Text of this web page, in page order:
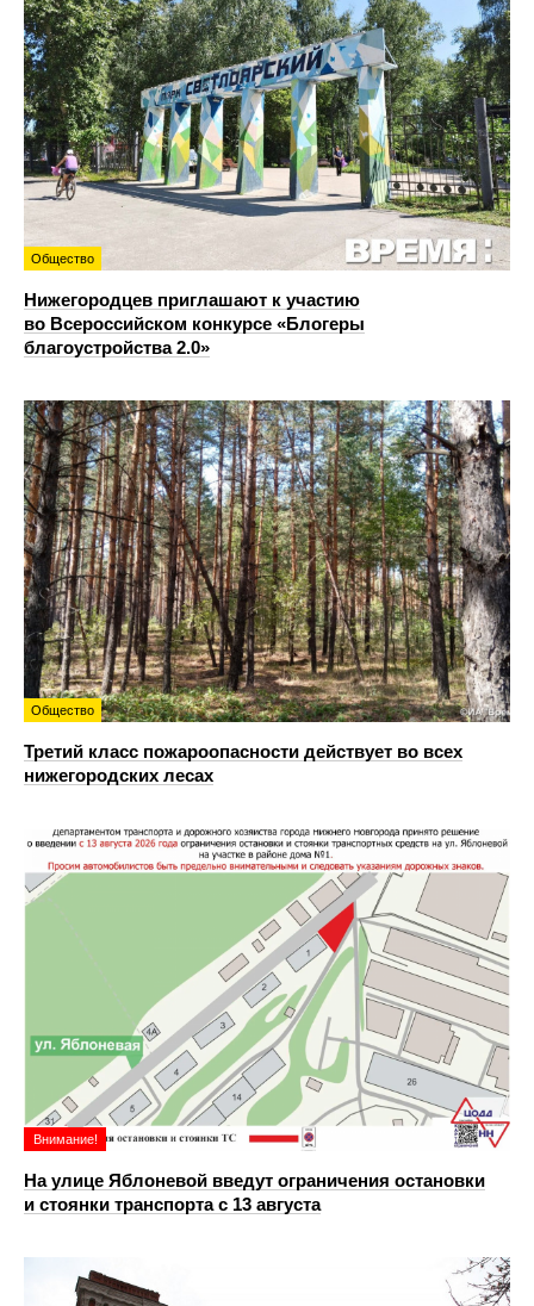
Общество
Нижегородцев приглашают к участию
во Всероссийском конкурсе «Блогеры
благоустройства 2.0»
Общество
Третий класс пожароопасности действует во всех
нижегородских лесах
Внимание!
На улице Яблоневой введут ограничения остановки
и стоянки транспорта с 13 августа